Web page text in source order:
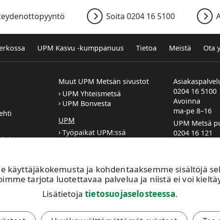
käyttäjäkokemusta ja kohdentaaksemme sisältöjä
tarjota luotettavaa palvelua ja niistä ei voi
Lisätietojatietosuojaselosteessa.
Soita 0204 16 5100
UPM Kasvu -kumppanuus Tietoa Meistä Ota
ja
tai töihin
Muut UPM Metsän sivustot
UPM Yhteismetsä
UPM Bonvesta
UPM
Työpaikat UPM:ssä
0204 16 5100
Avoinna
ma-pe 8–16
UPM Metsä
0204 16 121
yhteystiedot
yhteystiedot